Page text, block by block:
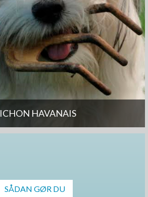
HAVANAIS
SÅDAN GØR DU